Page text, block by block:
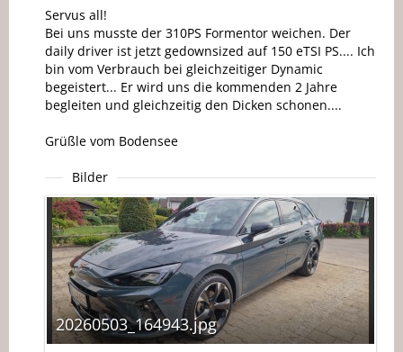
Servus all!
Bei uns musste der 310PS Formentor weichen. Der
daily driver ist jetzt gedownsized auf 150 eTSI PS.... Ich
bin vom Verbrauch bei gleichzeitiger Dynamic
begeistert... Er wird uns die kommenden 2 Jahre
begleiten und gleichzeitig den Dicken schonen....
Grüßle vom Bodensee
Bilder
20260503_164943.jpg